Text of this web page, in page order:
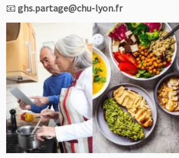
📧 ghs.partage@chu-lyon.fr